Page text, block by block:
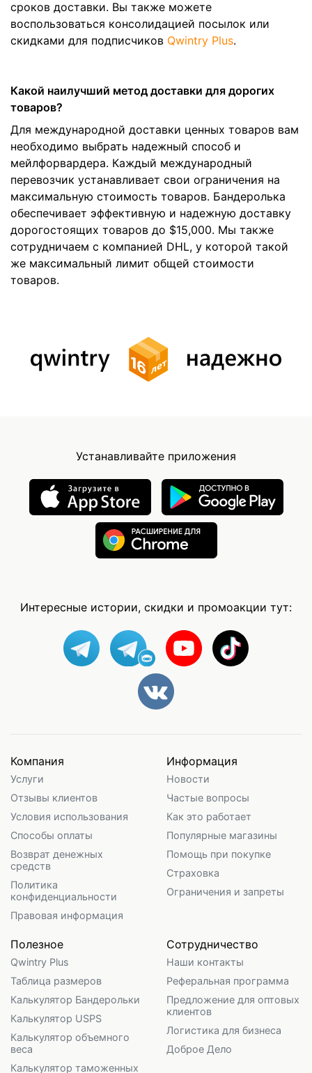
сроков доставки. Вы также можете
воспользоваться консолидацией посылок или
скидками для подписчиков Qwintry Plus.
Какой наилучший метод доставки для дорогих
товаров?
Для международной доставки ценных товаров вам
необходимо выбрать надежный способ и
мейлфорвардера. Каждый международный
перевозчик устанавливает свои ограничения на
максимальную стоимость товаров. Бандеролька
обеспечивает эффективную и надежную доставку
дорогостоящих товаров до $15,000. Мы также
сотрудничаем с компанией DHL, у которой такой
же максимальный лимит общей стоимости
товаров.
Устанавливайте приложения
Интересные истории, скидки и промоакции тут:
Компания
Услуги
Отзывы клиентов
Условия использования
Способы оплаты
Возврат денежных
средств
Политика
конфиденциальности
Правовая информация
Информация
Новости
Частые вопросы
Как это работает
Популярные магазины
Помощь при покупке
Страховка
Ограничения и запреты
Полезное
Qwintry Plus
Таблица размеров
Калькулятор Бандерольки
Калькулятор USPS
Калькулятор объемного
веса
Калькулятор таможенных
Сотрудничество
Наши контакты
Реферальная программа
Предложение для оптовых
клиентов
Логистика для бизнеса
Доброе Дело